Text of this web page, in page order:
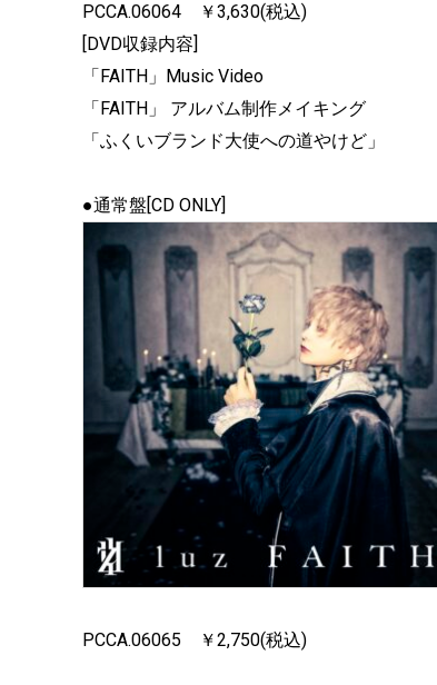
PCCA.06064 ￥3,630(税込)
[DVD収録内容]
「FAITH」Music Video
「FAITH」 アルバム制作メイキング
「ふくいブランド大使への道やけど」
●通常盤[CD ONLY]
PCCA.06065 ￥2,750(税込)